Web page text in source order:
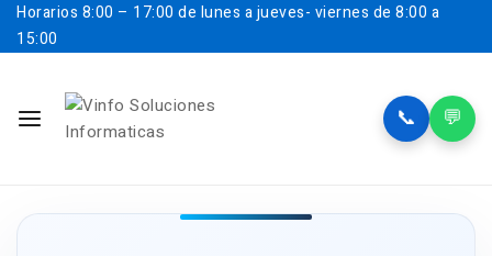
Horarios 8:00 – 17:00 de lunes a jueves- viernes de 8:00 a
15:00
📞 💬